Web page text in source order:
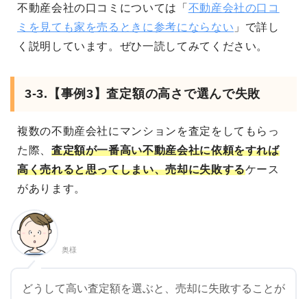
不動産会社の口コミについては「 不動産会社の口コ
ミを見ても家を売るときに参考にならない 」で詳し
く説明しています。ぜひ一読してみてください。
3-3.【事例3】査定額の高さで選んで失敗
複数の不動産会社にマンションを査定をしてもらっ
た際、 査定額が一番高い不動産会社に依頼をすれば
高く売れると思ってしまい、売却に失敗するケース
があります。
奥様
どうして高い査定額を選ぶと、売却に失敗することが